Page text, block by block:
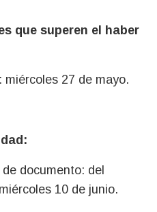
que superen el haber
miércoles 27 de mayo.
documento: del
10 de junio.